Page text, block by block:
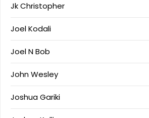
Jk Christopher
Joel Kodali
Joel N Bob
John Wesley
Joshua Gariki